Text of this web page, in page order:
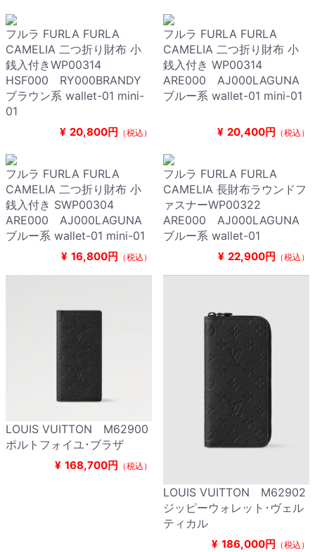
フルラ FURLA FURLA
CAMELIA 二つ折り財布 小
銭入付きWP00314
HSF000 RY000BRANDY
ブラウン系 wallet-01 mini-
01
¥ 20,800円 （税込）
フルラ FURLA FURLA
CAMELIA 二つ折り財布 小
銭入付き WP00314
ARE000 AJ000LAGUNA
ブルー系 wallet-01 mini-01
¥ 20,400円 （税込）
フルラ FURLA FURLA
CAMELIA 二つ折り財布 小
銭入付き SWP00304
ARE000 AJ000LAGUNA
ブルー系 wallet-01 mini-01
¥ 16,800円 （税込）
フルラ FURLA FURLA
CAMELIA 長財布ラウンドフ
ァスナーWP00322
ARE000 AJ000LAGUNA
ブルー系 wallet-01
¥ 22,900円 （税込）
LOUIS VUITTON M62900
ポルトフォイユ･ブラザ
¥ 168,700円 （税込）
LOUIS VUITTON M62902
ジッピーウォレット･ヴェル
ティカル
¥ 186,000円 （税込）